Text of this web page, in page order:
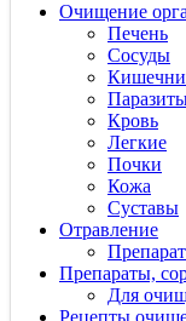
Очищение
Печень
Сосуды
Кровь
Легкие
Почки
Кожа
Суставы
Отравление
Препараты,
Для
Рецепты